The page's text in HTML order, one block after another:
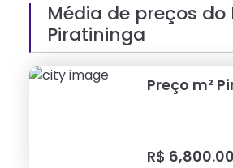
Média de preços
Piratininga
Preço m²
R$ 6,800.00